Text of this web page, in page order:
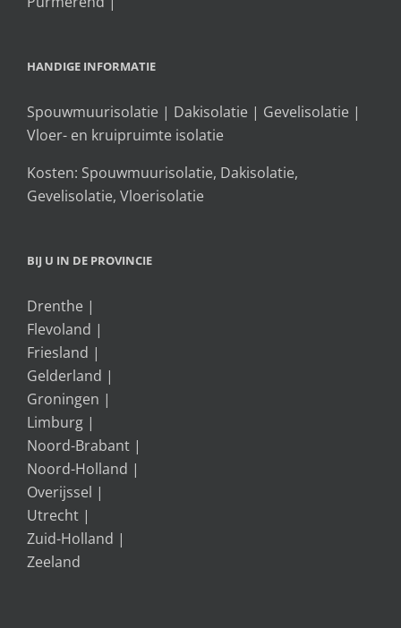
HANDIGE INFORMATIE
Spouwmuurisolatie | Dakisolatie | Gevelisolatie |
Vloer- en kruipruimte isolatie
Kosten: Spouwmuurisolatie, Dakisolatie,
Gevelisolatie, Vloerisolatie
BIJ U IN DE PROVINCIE
Drenthe |
Flevoland |
Friesland |
Gelderland |
Groningen |
Limburg |
Noord-Brabant |
Noord-Holland |
Overijssel |
Utrecht |
Zuid-Holland |
Zeeland